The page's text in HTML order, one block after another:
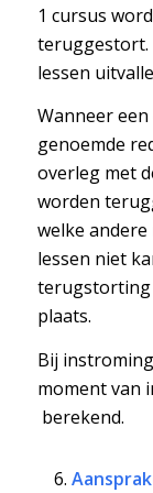
1 cursus
teruggestort.
lessen
Wanneer
genoemde
overleg met
worden
welke
lessen niet
terugstorting
plaats.
Bij
moment van
berekend.